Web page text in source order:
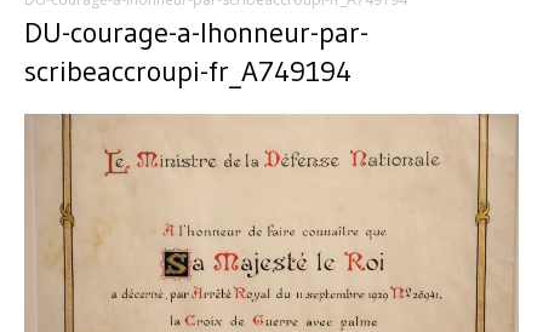
DU-courage-a-lhonneur-par-
scribeaccroupi-fr_A749194